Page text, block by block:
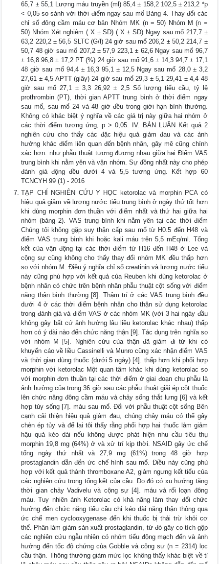
65,7 ± 55,1 Lượng máu truyền (ml) 85,4 ± 158,2 102,5 ± 213,2 *p
< 0,05 so sánh với thời điểm ngay sau mổ Bảng 4. Thay đổi các
chỉ số đông cầm máu cơ bản Nhóm MK (n = 50) Nhóm M (n =
50) Nhóm Xét nghiệm ( X ± SD) ( X ± SD) Ngay sau mổ 217,7 ±
63,2 220,2 ± 56,5 SLTC (G/l) 24 giờ sau mổ 206,2 ± 50,2 214,7 ±
50,7 48 giờ sau mổ 207,2 ± 57,9 223,1 ± 62,6 Ngay sau mổ 96,7
± 16,8 96,8 ± 17,2 PT (%) 24 giờ sau mổ 91,6 ± 14,3 94,7 ± 17,1
48 giờ sau mổ 94,4 ± 16,3 95,1 ± 12,5 Ngay sau mổ 28,0 ± 3,2
27,61 ± 4,5 APTT (giây) 24 giờ sau mổ 29,3 ± 5,1 29,41 ± 4,4 48
giờ sau mổ 27,1 ± 3,3 26,92 ± 2,5 Số lượng tiểu cầu, tỷ lệ
prothrombin (PT), thời gian APTT trung bình ở thời điểm ngay
sau mổ, sau mổ 24 và 48 giờ đều trong giới hạn bình thường.
Không có khác biệt ý nghĩa về các giá trị này giữa hai nhóm ở
các thời điểm tương ứng, p > 0,05. IV. BÀN LUẬN Kết quả 2
nghiên cứu cho thấy các đặc hiệu quả giảm đau và các ảnh
hưởng khác điểm liên quan đến bệnh nhân, gây mê cũng chính
xác hơn. như phẫu thuật tương đương nhau giữa hai Điểm VAS
trung bình khi nằm yên và vận nhóm. Sự đồng nhất này cho phép
đánh giá động đều dưới 4 và 5,5 tương ứng. Kết hợp 60
TCNCYH 99 (1) - 2016
TẠP CHÍ NGHIÊN CỨU Y HỌC ketorolac và morphin PCA có
hiệu quả giảm về lượng nước tiểu trung bình ở ngày thứ tốt hơn
khi dùng morphin đơn thuần với điểm nhất và thứ hai giữa hai
nhóm (bảng 2). VAS trung bình khi nằm yên tại các thời điểm
Chúng tôi không gặp suy thận cấp sau mổ từ H0.5 đến H48 và
điểm VAS trung bình khi hoặc kali máu trên 5,5 mEq/ml. Tổng
kết của vận động tại các thời điểm từ H16 đến H48 ở Lee và
cộng sự cũng không cho thấy thay đổi nhóm MK đều thấp hơn
so với nhóm M. Điều ý nghĩa chỉ số creatinin và lượng nước tiểu
này cũng phù hợp với kết quả của Reuben khi dùng ketorolac ở
bệnh nhân có chức trên bệnh nhân phẫu thuật cột sống với điểm
năng thận bình thường [8]. Thậm trí ở các VAS trung bình đều
dưới 4 ở các thời điểm bệnh nhân cho thận sử dụng ketorolac
trong đánh giá và điểm VAS ở các nhóm MK (với 3 hai ngày đầu
không gây bất cứ ảnh hưởng lâu liều ketorolac khác nhau) thấp
hơn có ý dài nào đến chức năng thận [9]. Tác dụng trên nghĩa so
với nhóm M [5]. Nghiên cứu của thận đã giảm đi từ khi có
khuyến cáo về liều Cassinelli và Munro cũng xác nhận điểm VAS
và thời gian dùng thuốc (dưới 5 ngày) [4]. thấp hơn khi phối hợp
morphin với ketorolac Một quan tâm khác khi dùng ketorolac so
với morphin đơn thuần tại các thời điểm ở giai đoạn chu phẫu là
ảnh hưởng của trong 36 giờ sau các phẫu thuật giải ép cột thuốc
lên chức năng đông cầm máu và chảy sống thắt lưng [6] và kết
hợp tủy sống [7]. máu sau mổ. Đối với phẫu thuật cột sống Bên
cạnh cải thiện hiệu quả giảm đau, chúng chảy máu có thể gây
chèn ép tủy và để lại tôi thấy rằng phối hợp hai thuốc làm giảm
hậu quả kéo dài nếu không được phát hiện nhu cầu tiêu thụ
morphin 19,8 mg (64%) ở và xử trí kịp thời. NSAID gây ức chế
tổng ngày thứ nhất và 27,9 mg (61%) trong 48 giờ hợp
prostaglandin dẫn đến ức chế hình sau mổ. Điều này cũng phù
hợp với kết quả thành thromboxane A2, giảm ngưng kết tiểu của
các nghiên cứu trong tổng kết của cầu. Do đó có xu hướng tăng
thời gian chảy Vadivelu và cộng sự [4]. máu và rối loạn đông
máu. Tuy nhiên ảnh Ketorolac có khả năng làm thay đổi chức
hưởng đến chức năng tiểu cầu chỉ kéo dài năng thận thông qua
ức chế men cyclooxygenase đến khi thuốc bị thải trừ khỏi cơ
thể. Phân làm giảm sản xuất prostaglandin, từ đó gây co tích gộp
các nghiên cứu ngẫu nhiên có nhóm tiểu động mạch đến và ảnh
hưởng đến tốc độ chứng của Gobble và cộng sự (n = 2314) lọc
cầu thận. Thông thường giảm mức lọc không thấy khác biệt về tỉ